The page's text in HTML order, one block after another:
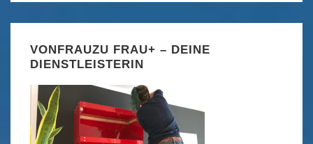
VONFRAUZU FRAU+ – DEINE
DIENSTLEISTERIN